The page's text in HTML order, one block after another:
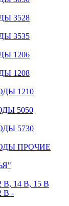
3528
3535
1206
1208
1210
5050
5730
ПРОЧИЕ
14 В, 15 В
В -